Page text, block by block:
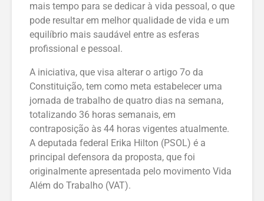
mais tempo para se dedicar à vida pessoal, o que
pode resultar em melhor qualidade de vida e um
equilíbrio mais saudável entre as esferas
profissional e pessoal.
A iniciativa, que visa alterar o artigo 7o da
Constituição, tem como meta estabelecer uma
jornada de trabalho de quatro dias na semana,
totalizando 36 horas semanais, em
contraposição às 44 horas vigentes atualmente.
A deputada federal Erika Hilton (PSOL) é a
principal defensora da proposta, que foi
originalmente apresentada pelo movimento Vida
Além do Trabalho (VAT).